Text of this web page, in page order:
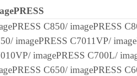
AND FITNESS FOR
THE ENTIRE RISK AS TO
OF THE SOFTWARE IS
SOFTWARE PROVE
ENTIRE COST OF ALL
C850/ imagePRESS
imagePRESS C7011VP/
imagePRESS C700L/
C650/ imagePRESS